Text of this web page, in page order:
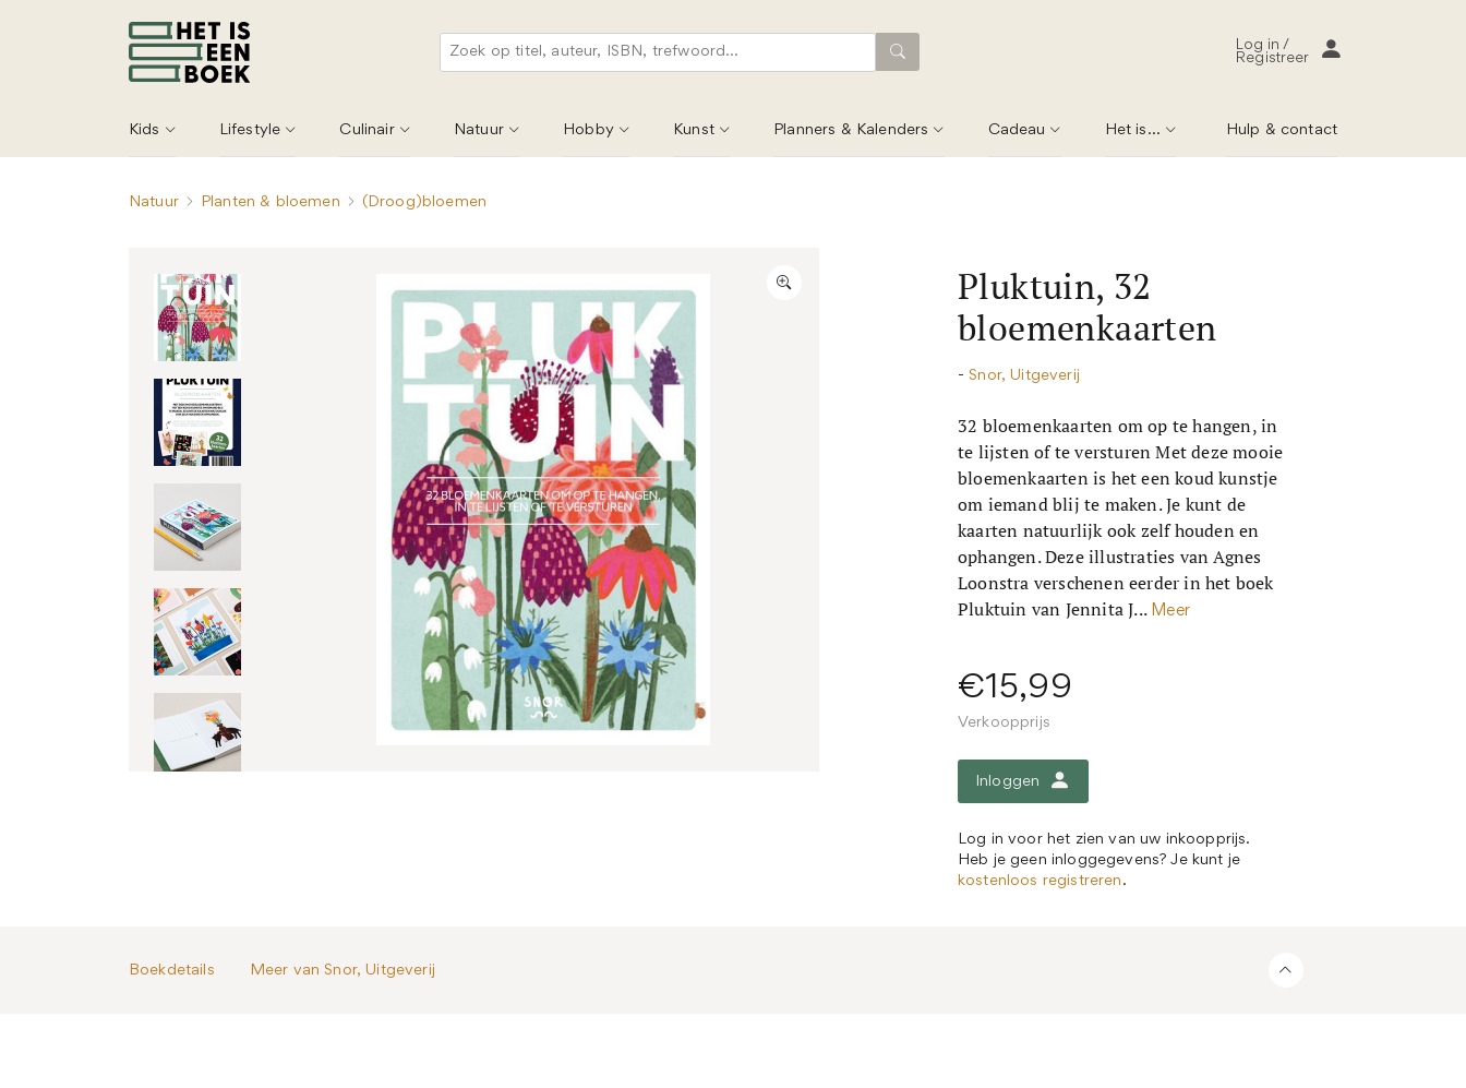
Log in /
Registreer
Kids Lifestyle Culinair Natuur Hobby Kunst Planners & Kalenders Cadeau Het is... Hulp & contact
Natuur Planten & bloemen (Droog)bloemen
Pluktuin, 32
bloemenkaarten
-Snor, Uitgeverij
32 bloemenkaarten om op te hangen, in
te lijsten of te versturen Met deze mooie
bloemenkaarten is het een koud kunstje
om iemand blij te maken. Je kunt de
kaarten natuurlijk ook zelf houden en
ophangen. Deze illustraties van Agnes
Loonstra verschenen eerder in het boek
Pluktuin van Jennita J... Meer
€15,99
Verkoopprijs
Inloggen
Log in voor het zien van uw inkoopprijs.
Heb je geen inloggegevens? Je kunt je
kostenloos registreren .
Boekdetails Meer van Snor, Uitgeverij